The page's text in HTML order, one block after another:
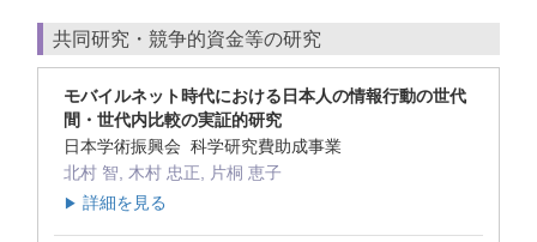
共同研究・競争的資金等の研究
モバイルネット時代における日本人の情報行動の世代
間・世代内比較の実証的研究
日本学術振興会 科学研究費助成事業
北村 智, 木村 忠正, 片桐 恵子
▶ 詳細を見る